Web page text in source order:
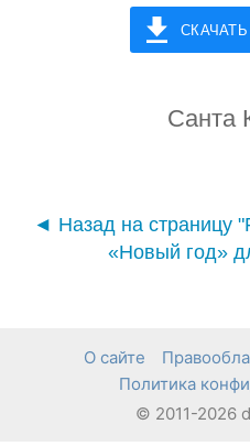
Санта
◄ Назад на страницу
«Новый год»
О сайте
Политика
© 2011-2026